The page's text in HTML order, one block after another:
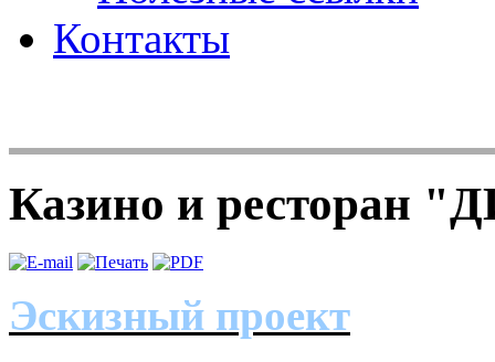
Контакты
Казино и
Эскизный проект